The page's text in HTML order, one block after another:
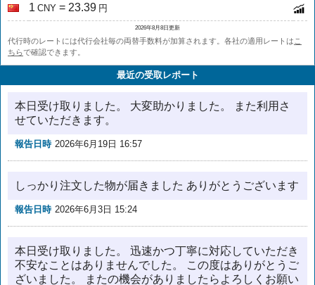
1 CNY = 23.39 円
2026年8月8日更新
代行時のレートには代行会社毎の両替手数料が加算されます。各社の適用レートは こ
ちらで確認できます。
最近の受取レポート
本日受け取りました。 大変助かりました。 また利用さ
せていただきます。
報告日時 2026年6月19日 16:57
しっかり注文した物が届きました ありがとうございます
報告日時 2026年6月3日 15:24
本日受け取りました。 迅速かつ丁寧に対応していただき
不安なことはありませんでした。 この度はありがとうご
ざいました。 またの機会がありましたらよろしくお願い